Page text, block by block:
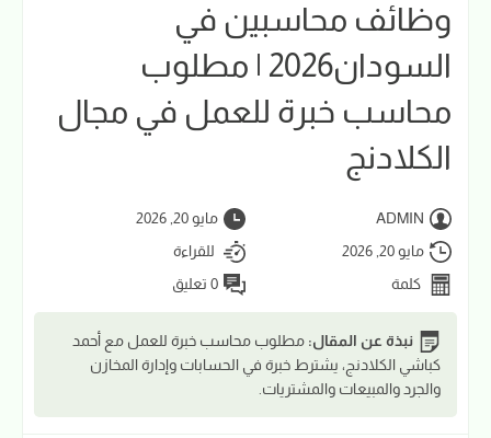
وظائف محاسبين في
السودان2026 | مطلوب
محاسب خبرة للعمل في مجال
الكلادنج
ADMIN
مايو 20, 2026
مايو 20, 2026
للقراءة
كلمة
0 تعليق
نبذة عن المقال: مطلوب محاسب خبرة للعمل مع أحمد
كباشي الكلادنج، يشترط خبرة في الحسابات وإدارة المخازن
والجرد والمبيعات والمشتريات.